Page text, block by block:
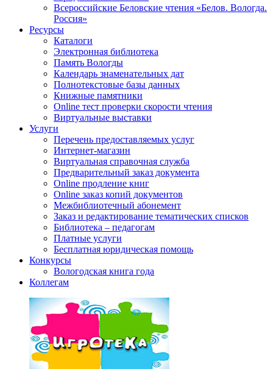
Всероссийские Беловские чтения «Белов. Вологда.
Россия»
Ресурсы
Каталоги
Электронная библиотека
Память Вологды
Календарь знаменательных дат
Полнотекстовые базы данных
Книжные памятники
Online тест проверки скорости чтения
Виртуальные выставки
Услуги
Перечень предоставляемых услуг
Интернет-магазин
Виртуальная справочная служба
Предварительный заказ документа
Online продление книг
Online заказ копий документов
Межбиблиотечный абонемент
Заказ и редактирование тематических списков
Библиотека – педагогам
Платные услуги
Бесплатная юридическая помощь
Конкурсы
Вологодская книга года
Коллегам